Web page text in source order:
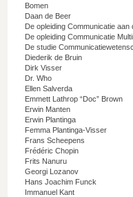
Bomen
Daan de Beer
De opleiding Communicatie
De opleiding Communicatie
De studie
Diederik de Bruin
Dirk Visser
Dr. Who
Ellen Salverda
Emmett Lathrop “Doc” Brown
Erwin Manten
Erwin Plantinga
Femma Plantinga-Visser
Frans Scheepens
Frédéric Chopin
Frits Nanuru
Georgi Lozanov
Hans Joachim Funck
Immanuel Kant